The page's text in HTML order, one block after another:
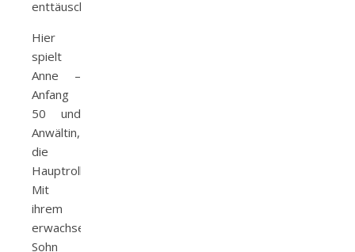
enttäuscht.
Hier
spielt
Anne –
Anfang
50 und
Anwältin,
die
Hauptrolle.
Mit
ihrem
erwachsenen
Sohn